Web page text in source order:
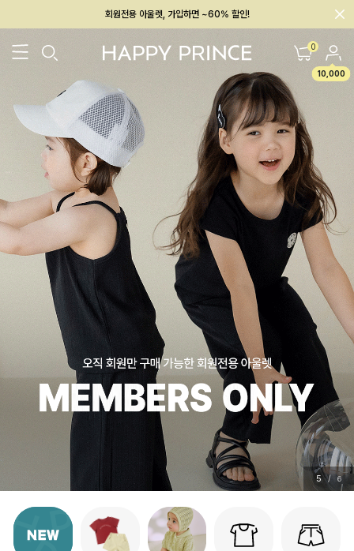
회원전용 아울렛, 가입하면 ~60% 할인!
멤버십 최대 28,000원 혜택 0
10,000
26SS 신상 BEST BABY[6~12M] 아우터/상의 하의/레깅스
5 / 6